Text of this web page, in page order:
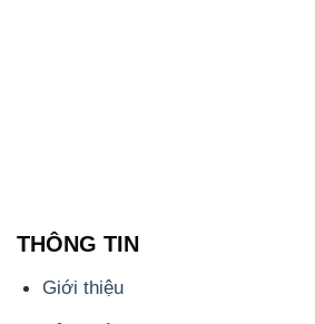
THÔNG TIN
Giới thiệu